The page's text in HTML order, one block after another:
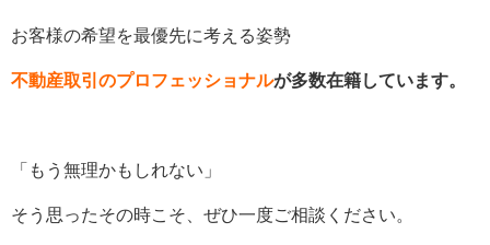
お客様の希望を最優先に考える姿勢
不動産取引のプロフェッショナルが多数在籍しています。
「もう無理かもしれない」
そう思ったその時こそ、ぜひ一度ご相談ください。